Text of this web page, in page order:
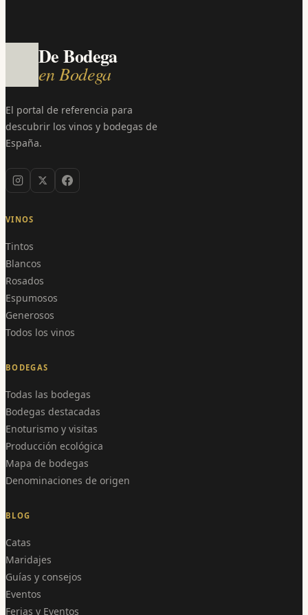
De Bodega
en Bodega
El portal de referencia para
descubrir los vinos y bodegas de
España.
VINOS
Tintos
Blancos
Rosados
Espumosos
Generosos
Todos los vinos
BODEGAS
Todas las bodegas
Bodegas destacadas
Enoturismo y visitas
Producción ecológica
Mapa de bodegas
Denominaciones de origen
BLOG
Catas
Maridajes
Guías y consejos
Eventos
Ferias y Eventos